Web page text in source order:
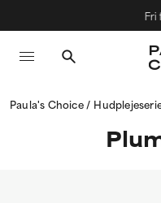
Fri
Paula's Choice